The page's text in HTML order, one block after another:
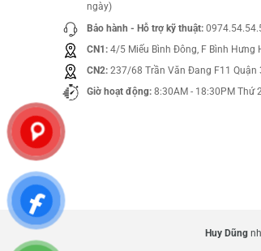
ngày)
Bảo hành - Hỗ trợ kỹ thuật:
CN1: 4/5 Miếu Bình Đông, F Bình Hưng
CN2: 237/68 Trần Văn Đang F11 Quận
Giờ hoạt động: 8:30AM - 18:30PM Thứ
Huy Dũng